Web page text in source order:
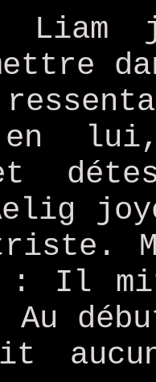
Il mit